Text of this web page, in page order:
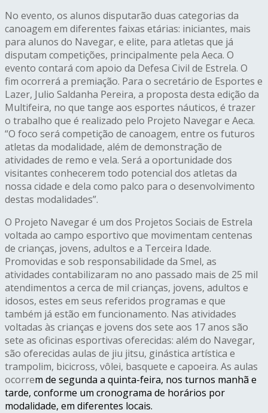
No evento, os alunos disputarão duas categorias da
canoagem em diferentes faixas etárias: iniciantes, mais
para alunos do Navegar, e elite, para atletas que já
disputam competições, principalmente pela Aeca. O
evento contará com apoio da Defesa Civil de Estrela. O
fim ocorrerá a premiação. Para o secretário de Esportes e
Lazer, Julio Saldanha Pereira, a proposta desta edição da
Multifeira, no que tange aos esportes náuticos, é trazer
o trabalho que é realizado pelo Projeto Navegar e Aeca.
“O foco será competição de canoagem, entre os futuros
atletas da modalidade, além de demonstração de
atividades de remo e vela. Será a oportunidade dos
visitantes conhecerem todo potencial dos atletas da
nossa cidade e dela como palco para o desenvolvimento
destas modalidades”.
O Projeto Navegar é um dos Projetos Sociais de Estrela
voltada ao campo esportivo que movimentam centenas
de crianças, jovens, adultos e a Terceira Idade.
Promovidas e sob responsabilidade da Smel, as
atividades contabilizaram no ano passado mais de 25 mil
atendimentos a cerca de mil crianças, jovens, adultos e
idosos, estes em seus referidos programas e que
também já estão em funcionamento. Nas atividades
voltadas às crianças e jovens dos sete aos 17 anos são
sete as oficinas esportivas oferecidas: além do Navegar,
são oferecidas aulas de jiu jitsu, ginástica artística e
trampolim, bicicross, vôlei, basquete e capoeira. As aulas
ocorrem de segunda a quinta-feira, nos turnos manhã e
tarde, conforme um cronograma de horários por
modalidade, em diferentes locais.